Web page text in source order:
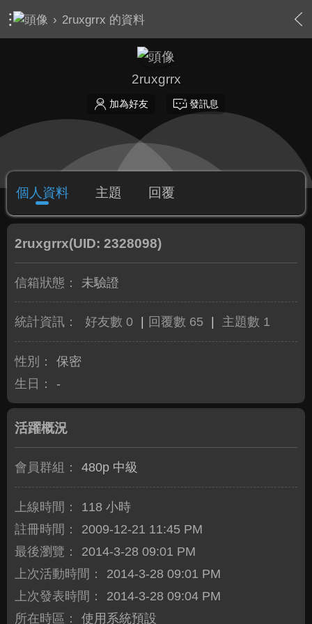
› 2ruxgrrx 的資料
2ruxgrrx
加為好友 發訊息
個人資料 主題 回覆
2ruxgrrx(UID: 2328098)
信箱狀態： 未驗證
統計資訊： 好友數 0 回覆數 65 主題數 1
性別：
保密
生日：
-
活躍概況
會員群組： 480p 中級
上線時間：
118 小時
註冊時間：
2009-12-21 11:45 PM
最後瀏覽：
2014-3-28 09:01 PM
上次活動時間：
2014-3-28 09:01 PM
上次發表時間：
2014-3-28 09:04 PM
所在時區：
使用系統預設